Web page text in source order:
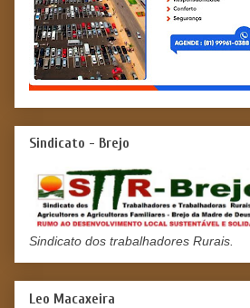
Sindicato - Brejo
Sindicato dos trabalhadores Rurais.
Leo Macaxeira